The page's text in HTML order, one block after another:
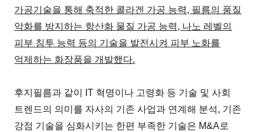
가공기술을 통해 축적한 콜라겐 가공 능력, 필름의 품질
악화를 방지하는 항산화 물질 가공 능력, 나노 레벨의
피부 침투 능력 등의 기술을 발전시켜 피부 노화를
억제하는 화장품을 개발했다.
후지필름과 같이 IT 혁명이나 고령화 등 기술 및 사회
트렌드의 의미를 자사의 기존 사업과 연계해 분석, 기존
강점 기술을 심화시키는 한편 부족한 기술은 M&A로